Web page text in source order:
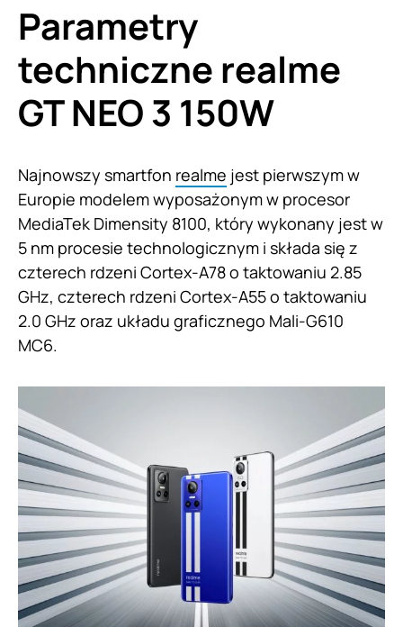
Parametry
techniczne realme
GT NEO 3 150W
Najnowszy smartfon realme jest pierwszym w
Europie modelem wyposażonym w procesor
MediaTek Dimensity 8100, który wykonany jest w
5 nm procesie technologicznym i składa się z
czterech rdzeni Cortex-A78 o taktowaniu 2.85
GHz, czterech rdzeni Cortex-A55 o taktowaniu
2.0 GHz oraz układu graficznego Mali-G610
MC6.